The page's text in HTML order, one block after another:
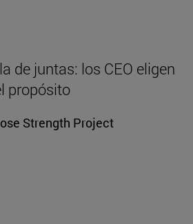
de juntas: los CEO eligen
propósito
Strength Project